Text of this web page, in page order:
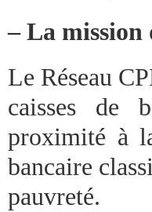
– La
Le Réseau
caisses de
proximité à
bancaire
pauvreté.